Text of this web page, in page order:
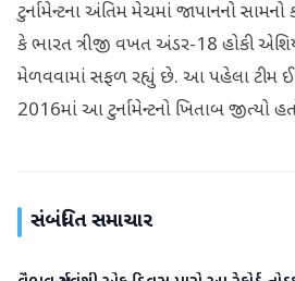
ટુર્નામેન્ટના અંતિમ મેચમાં જાપાનનો
કે ભારત ત્રીજી વખત અંડર-18 હોકી
મેળવવામાં સફળ રહ્યું છે. આ પહેલા ટીમ
2016માં આ ટુર્નામેન્ટનો ખિતાબ જીત્યો
સંબંધિત સમાચાર